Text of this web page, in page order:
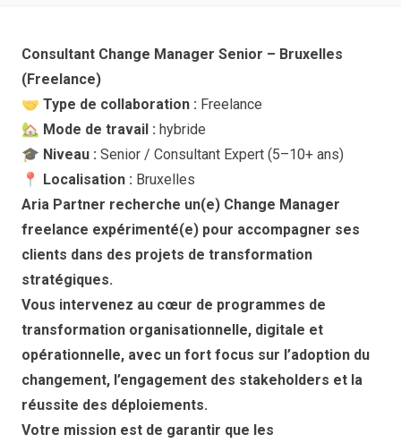
Consultant Change Manager Senior – Bruxelles
(Freelance)
🤝 Type de collaboration : Freelance
🏡 Mode de travail : hybride
🎓 Niveau : Senior / Consultant Expert (5–10+ ans)
📍 Localisation : Bruxelles
Aria Partner recherche un(e) Change Manager
freelance expérimenté(e) pour accompagner ses
clients dans des projets de transformation
stratégiques.
Vous intervenez au cœur de programmes de
transformation organisationnelle, digitale et
opérationnelle, avec un fort focus sur l’adoption du
changement, l’engagement des stakeholders et la
réussite des déploiements.
Votre mission est de garantir que les